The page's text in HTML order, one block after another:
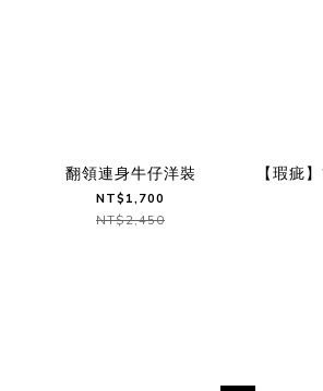
翻領連身牛仔洋裝
NT$1,700
NT$2,450
【瑕疵